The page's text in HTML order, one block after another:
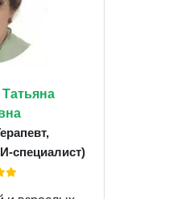
специалист)